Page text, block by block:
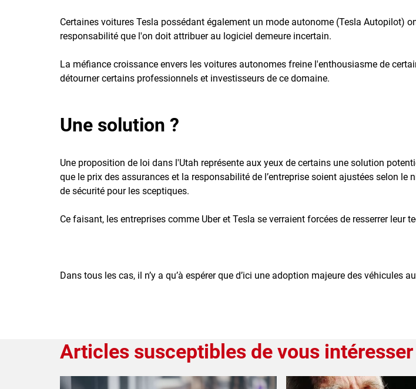
Certaines voitures Tesla possédant également un mode autonome (Tesla Autopilot)
responsabilité que l'on doit attribuer au logiciel demeure incertain.
La méfiance croissance envers les voitures autonomes freine l'enthousiasme de
détourner certains professionnels et investisseurs de ce domaine.
Une solution ?
Une proposition de loi dans l'Utah représente aux yeux de certains une solution
que le prix des assurances et la responsabilité de l’entreprise soient ajustées selon
de sécurité pour les sceptiques.
Ce faisant, les entreprises comme Uber et Tesla se verraient forcées de resserrer leur
Dans tous les cas, il n’y a qu’à espérer que d’ici une adoption majeure des
Articles susceptibles de vous intéresser